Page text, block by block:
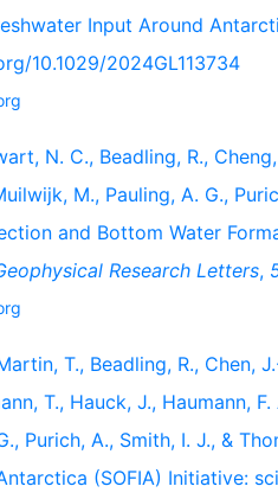
Input Around
10.1029/2024GL113734
N. C., Beadling, R.,
M., Pauling, A. G.,
and Bottom Water
Research Letters,
T., Beadling, R., Chen,
T., Hauck, J., Haumann,
Purich, A., Smith, I. J., &
(SOFIA) Initiative: